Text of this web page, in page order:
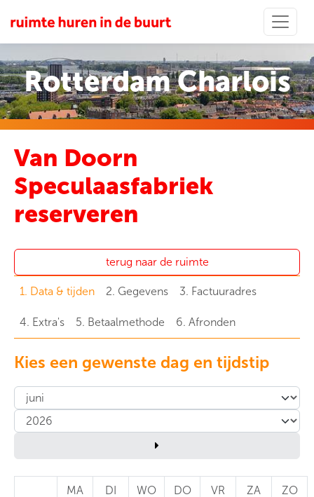
Rotterdam Charlois
Van Doorn
Speculaasfabriek
reserveren
terug naar de ruimte
1. Data & tijden 2. Gegevens 3. Factuuradres
4. Extra's 5. Betaalmethode 6. Afronden
Kies een gewenste dag en tijdstip
MA
DI
WO
DO
VR
ZA
ZO